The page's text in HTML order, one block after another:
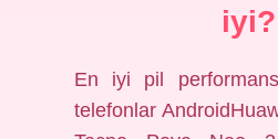
iyi?
En iyi pil
telefonlar